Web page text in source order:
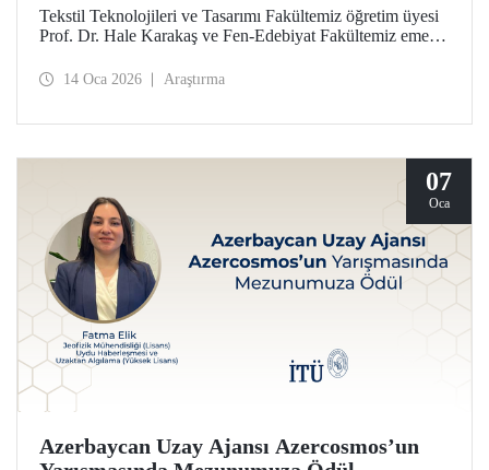
Desteği
Tekstil Teknolojileri ve Tasarımı Fakültemiz öğretim üyesi
Prof. Dr. Hale Karakaş ve Fen-Edebiyat Fakültemiz emekli
yer aldığı Temel Tekstil Teknikleri İçin Öğrenme Atölyesi
14 Oca 2026 Araştırma
07
Oca
Azerbaycan Uzay Ajansı Azercosmos’un